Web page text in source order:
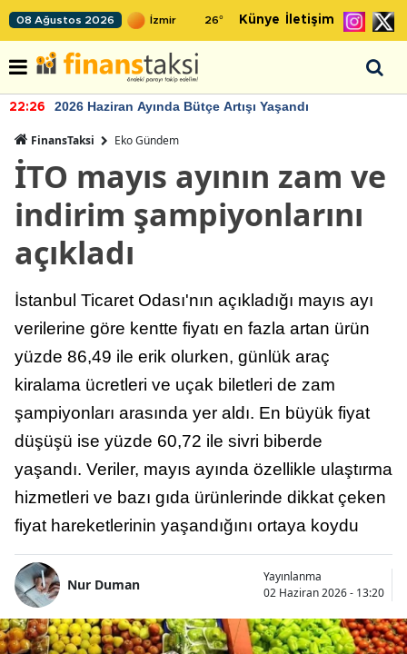
08 Ağustos 2026 26° Künye İletişim
22:26 2026 Haziran Ayında Bütçe Artışı Yaşandı
FinansTaksi Eko Gündem
İTO mayıs ayının zam ve
indirim şampiyonlarını
açıkladı
İstanbul Ticaret Odası'nın açıkladığı mayıs ayı
verilerine göre kentte fiyatı en fazla artan ürün
yüzde 86,49 ile erik olurken, günlük araç
kiralama ücretleri ve uçak biletleri de zam
şampiyonları arasında yer aldı. En büyük fiyat
düşüşü ise yüzde 60,72 ile sivri biberde
yaşandı. Veriler, mayıs ayında özellikle ulaştırma
hizmetleri ve bazı gıda ürünlerinde dikkat çeken
fiyat hareketlerinin yaşandığını ortaya koydu
Nur Duman
Yayınlanma
02 Haziran 2026 - 13:20